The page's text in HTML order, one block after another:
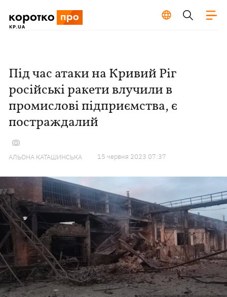
Під час атаки на Кривий Ріг
російські ракети влучили в
промислові підприємства, є
постраждалий
АЛЬОНА КАТАШИНСЬКА 15 червня 2023 07:37